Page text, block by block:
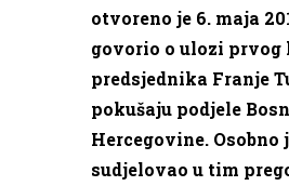
otvoreno je 6. maja
govorio o ulozi
predsjednika Franje
pokušaju podjele
Hercegovine. Osobno
sudjelovao u tim